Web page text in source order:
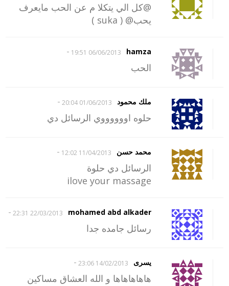
@كل الي يتكلا م عن الحب مايعرف
يحب@ ( suka )
hamza
06/06/2013 19:51
-
الحب
ملك محمود 01/06/2013 20:04
-
حلوه اووووووي الرسائل دي
محمد حسن 11/04/2013 12:02
-
الرسائل دي حلوة
ilove your massage
mohamed abd alkader
22/03/2013 22:31
-
رسائل جامده جدا
يسرى 14/02/2013 23:06
-
هاهاهاهاها و الله العشاق مساكين